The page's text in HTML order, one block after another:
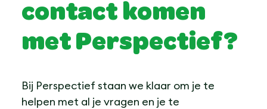
contact komen
met Perspectief?
Bij Perspectief staan we klaar om je te
helpen met al je vragen en je te